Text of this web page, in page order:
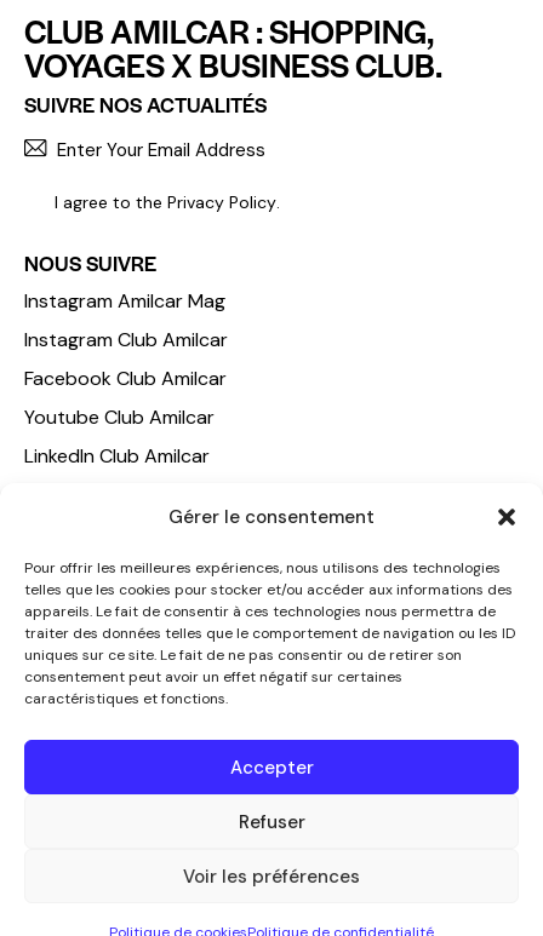
Gérer le consentement
Pour offrir les meilleures expériences, nous utilisons des technologies
telles que les cookies pour stocker et/ou accéder aux informations des
appareils. Le fait de consentir à ces technologies nous permettra de
traiter des données telles que le comportement de navigation ou les ID
uniques sur ce site. Le fait de ne pas consentir ou de retirer son
consentement peut avoir un effet négatif sur certaines
caractéristiques et fonctions.
Accepter
Refuser
Voir les préférences
CLUB AMILCAR : SHOPPING,
VOYAGES X BUSINESS CLUB.
SUIVRE NOS ACTUALITÉS
I agree to the Privacy Policy.
NOUS SUIVRE
Instagram Amilcar Mag
Instagram Club Amilcar
Facebook Club Amilcar
Youtube Club Amilcar
LinkedIn Club Amilcar
NOTRE GROUPE
ACCUEIL
AMILCAR TRAVEL CLUB
CLUB AMILCAR, Club d'affaires international
AGENCE MEDIANE
CONTACT
+33 7 49 60 92 02
CLUB AMILCAR by AMILCAR MAGAZINE GROUP© 2013-